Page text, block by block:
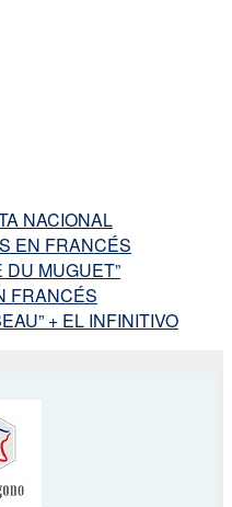
NACIONAL
EN FRANCÉS
DU MUGUET”
FRANCÉS
+ EL INFINITIVO